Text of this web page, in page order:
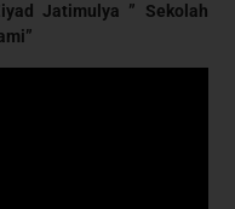
Jatimulya ” Sekolah